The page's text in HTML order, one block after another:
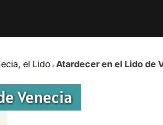
el Lido Atardecer en el Lido de
Venecia